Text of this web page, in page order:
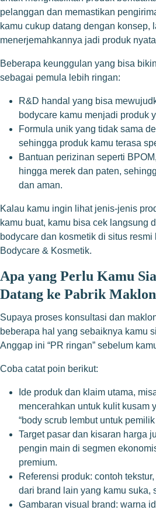
pelanggan dan memastikan
kamu cukup datang dengan konsep,
menerjemahkannya jadi produk
Beberapa keunggulan yang bisa
sebagai pemula lebih ringan:
R&D handal yang bisa
bodycare kamu menjadi produk
Formula unik yang tidak sama
sehingga produk kamu terasa
Bantuan perizinan seperti
hingga merek dan paten,
dan aman.
Kalau kamu ingin lihat jenis-jenis
kamu buat, kamu bisa cek langsung
bodycare dan kosmetik di situs resmi
Bodycare & Kosmetik.
Apa yang Perlu Kamu
Datang ke Pabrik
Supaya proses konsultasi dan
beberapa hal yang sebaiknya kamu
Anggap ini “PR ringan” sebelum
Coba catat poin berikut:
Ide produk dan klaim utama,
mencerahkan untuk kulit kusam
“body scrub lembut untuk
Target pasar dan kisaran harga
pengin main di segmen
premium.
Referensi produk: contoh
dari brand lain yang kamu suka,
Gambaran visual brand: warna